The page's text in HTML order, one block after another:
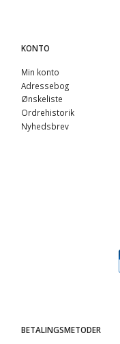
KONTO
Min konto
Adressebog
Ønskeliste
Ordrehistorik
Nyhedsbrev
BETALINGSMETODER